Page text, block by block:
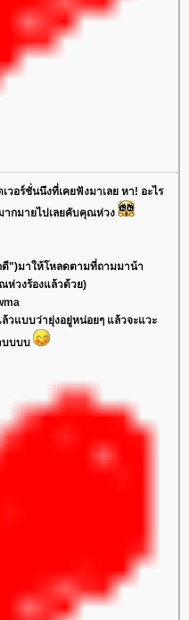
วอร์ชั่นนึงที่เคยฟังมาเลย หา! อะไร
ากมายไปเลยคับคุณห่วง
ดี")มาให้โหลดตามที่ถามมาน้า
ห่วงร้องแล้วด้วย)
วแบบว่ายุ่งอยู่หน่อยๆ แล้วจะแวะ
บบบบ